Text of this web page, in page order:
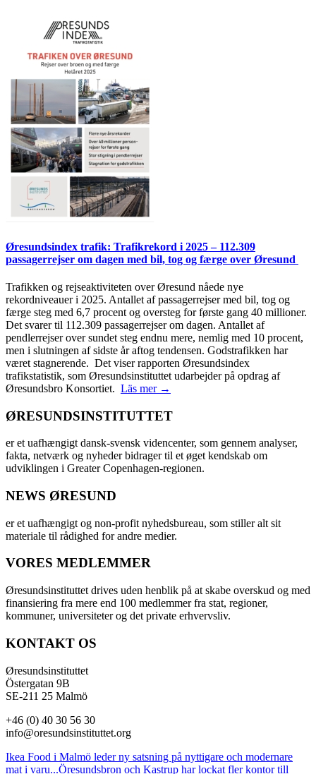
Øresundsindex trafik: Trafikrekord i 2025 – 112.309
passagerrejser om dagen med bil, tog og færge over Øresund
Trafikken og rejseaktiviteten over Øresund nåede nye
rekordniveauer i 2025. Antallet af passagerrejser med bil, tog og
færge steg med 6,7 procent og oversteg for første gang 40 millioner.
Det svarer til 112.309 passagerrejser om dagen. Antallet af
pendlerrejser over sundet steg endnu mere, nemlig med 10 procent,
men i slutningen af sidste år aftog tendensen. Godstrafikken har
været stagnerende. Det viser rapporten Øresundsindex
trafikstatistik, som Øresundsinstituttet udarbejder på opdrag af
Øresundsbro Konsortiet. Läs mer →
ØRESUNDSINSTITUTTET
er et uafhængigt dansk-svensk videncenter, som gennem analyser,
fakta, netværk og nyheder bidrager til et øget kendskab om
udviklingen i Greater Copenhagen-regionen.
NEWS ØRESUND
er et uafhængigt og non-profit nyhedsbureau, som stiller alt sit
materiale til rådighed for andre medier.
VORES MEDLEMMER
Øresundsinstituttet drives uden henblik på at skabe overskud og med
finansiering fra mere end 100 medlemmer fra stat, regioner,
kommuner, universiteter og det private erhvervsliv.
KONTAKT OS
Øresundsinstituttet
Östergatan 9B
SE-211 25 Malmö
+46 (0) 40 30 56 30
info@oresundsinstituttet.org
Ikea Food i Malmö leder ny satsning på nyttigare och modernare
mat i varu...Öresundsbron och Kastrup har lockat fler kontor till